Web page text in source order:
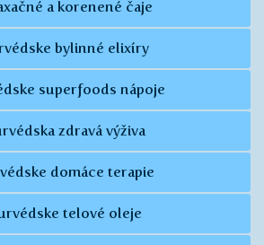
a korenené čaje
bylinné elixíry
superfoods nápoje
zdravá výživa
domáce terapie
telové oleje